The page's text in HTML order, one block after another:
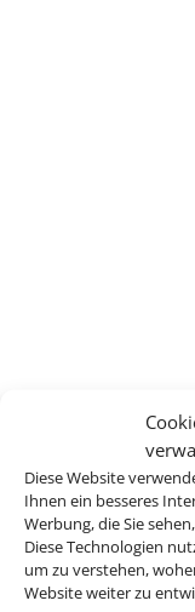
Diese Website
Ihnen ein besseres
Werbung, die Sie
Diese Technologien
um zu verstehen,
Website weiter zu